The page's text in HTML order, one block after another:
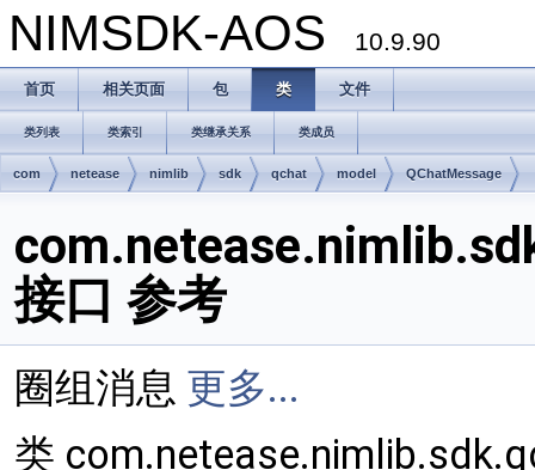
NIMSDK-AOS 10.9.90
首页 相关页面 包 类 文件
类列表 类索引 类继承关系 类成员
com netease nimlib sdk qchat model QChatMessage
接口 参考
圈组消息 更多...
类